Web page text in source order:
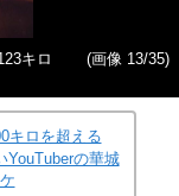
キロ
(画像 13/35)
キロを超える
YouTuberの華城